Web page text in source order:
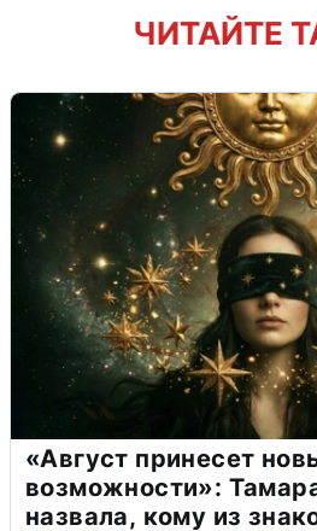
ЧИТАЙТЕ
«Август принесет
возможности»:
назвала, кому из